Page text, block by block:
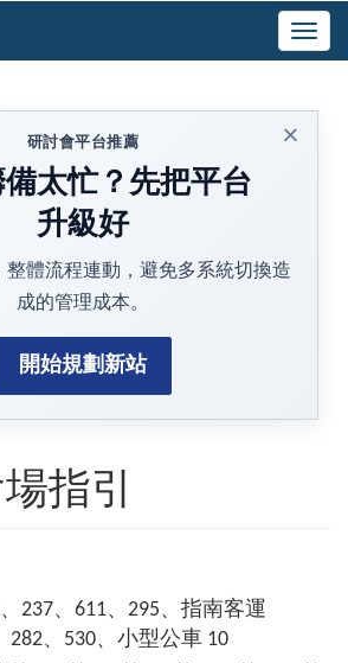
×
研討會平台推薦
太忙？先把平台
升級好
整體流程連動，避免多系統切換造
成的管理成本。
開始規劃新站
指引
237、611、295、指南客運
282、530、小型公車 10